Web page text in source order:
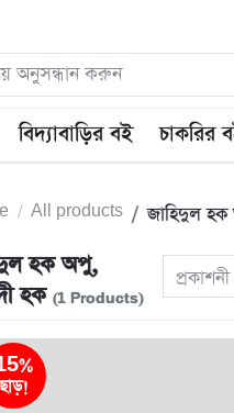
বিদ্যাবাড়ির বই চাকরির
All products জাহিদুল
হক অপু,
হক (1 Products)
প্রকাশনী